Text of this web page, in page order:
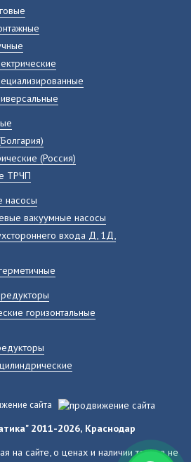
(Россия)
ТРЧП
насосы
вакуумные насосы
входа Д, 1Д,
горизонтальные
сайта
2011-2026, Краснодар
на сайте, о ценах и наличии товара не